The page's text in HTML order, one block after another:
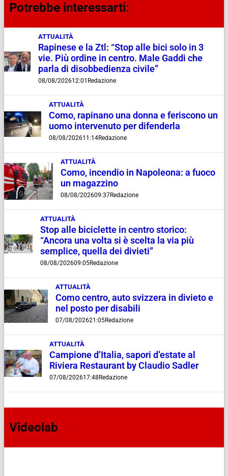
Potrebbe interessarti:
ATTUALITÀ
Rapinese e la Ztl: “Stop alle bici solo in 3
vie. Più ordine in centro. Male Gaddi che
parla di disobbedienza civile”
08/08/202612:01 Redazione
ATTUALITÀ
Como, rapinano una donna e feriscono un
uomo intervenuto per difenderla
08/08/202611:14Redazione
ATTUALITÀ
Como, incendio in Napoleona: a fuoco
un magazzino
08/08/202609:37Redazione
ATTUALITÀ
Stop alle biciclette in centro storico:
“Ancora una volta si è scelta la via più
semplice, quella dei divieti”
08/08/202609:05Redazione
ATTUALITÀ
Como centro, auto svizzera in divieto e
nel posto per disabili
07/08/202621:05Redazione
ATTUALITÀ
Campione d’Italia, sapori d’estate al
Riviera Restaurant by Claudio Sadler
07/08/202617:48 Redazione
Videolab